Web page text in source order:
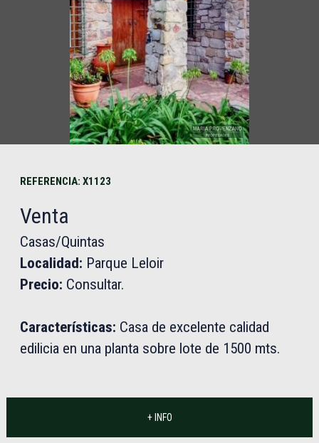
REFERENCIA: X1123
Venta
Casas/Quintas
Localidad: Parque Leloir
Precio: Consultar.
Características: Casa de excelente calidad
edilicia en una planta sobre lote de 1500 mts.
+ INFO